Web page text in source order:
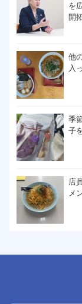
を
開
他
入
季
子
店
メ